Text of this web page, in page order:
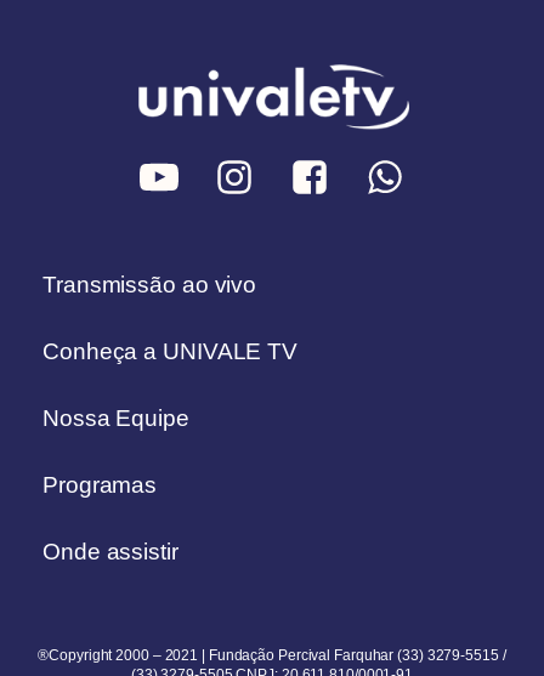
Transmissão ao vivo
Conheça a UNIVALE TV
Nossa Equipe
Programas
Onde assistir
®Copyright 2000 – 2021 | Fundação Percival Farquhar (33) 3279-5515 /